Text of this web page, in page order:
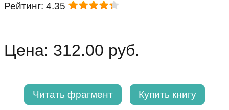
Рейтинг: 4.35
Цена: 312.00 руб.
Читать фрагмент Купить книгу